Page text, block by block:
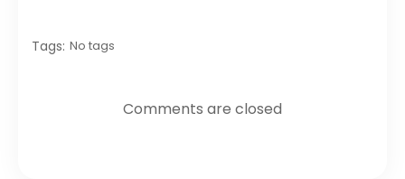
Tags: No tags
Comments are closed